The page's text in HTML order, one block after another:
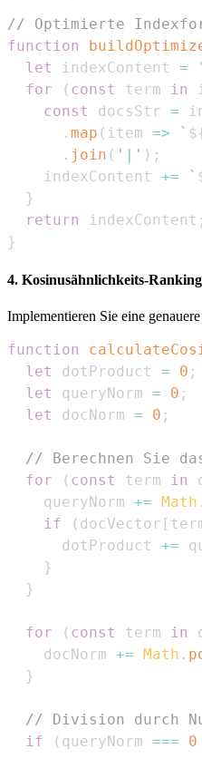
// Optimierte
function
let
indexContent =
for
( const term in
const
docsStr =
. map ( item => `
. join ( '|' ) ;
    indexContent
+= `
}
return
indexContent ;
}
4. Kosinusähnlichkeits-Ranking
Implementieren Sie eine
function
let
dotProduct = 0 ;
let
queryNorm = 0 ;
let
docNorm = 0 ;
// Berechnen Sie
for
( const term in
    queryNorm
+= Math .
if
( docVector [
      dotProduct
+=
}
}
for ( const term in
    docNorm
+= Math .
}
// Division durch
if
( queryNorm === 0